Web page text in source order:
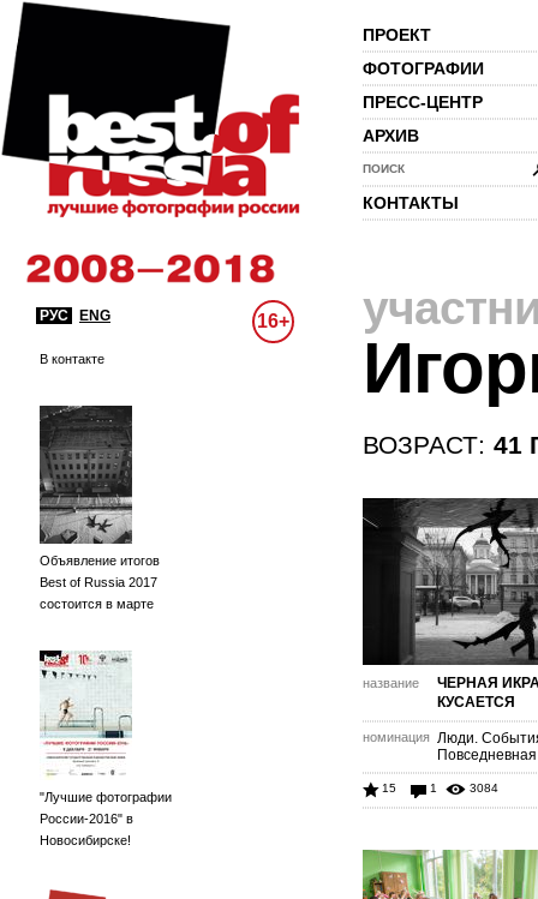
ПРОЕКТ
ФОТОГРАФИИ
ПРЕСС-ЦЕНТР
АРХИВ
ПОИСК
КОНТАКТЫ
РУС ENG 16+
В контакте
Объявление итогов
Best of Russia 2017
состоится в марте
"Лучшие фотографии
России-2016" в
Новосибирске!
ВОЗРАСТ: 41
название
ЧЕРНАЯ
КУСАЕТСЯ
номинация Люди.
15 1 3084